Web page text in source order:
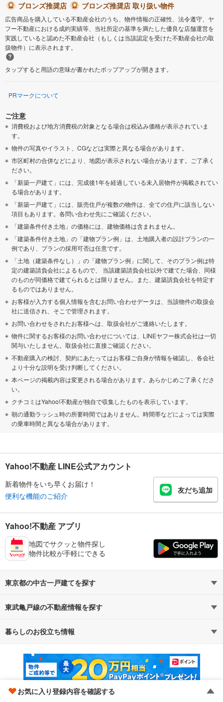
ブロンズ推奨店
ブロンズ推奨店 取り扱い物件
広告商品を購入している不動産会社のうち、物件情報の正確性、法令遵守、ヤ
フー不動産における成約実績等、当社所定の基準を満たした優良な店舗運営を
実践していると認めた不動産会社（もしくは当該認定を受けた不動産会社の取
扱物件）に表示されます。
タップすると用語の意味が書かれたポップアップが開きます。
PRマークについて
ご注意
消費税および地方消費税の対象となる場合は税込み価格が表示されていま
す。
物件の写真やイラスト、CGなどは実際と異なる場合があります。
市区町村の合併などにより、地図が表示されない場合があります。ご了承く
ださい。
「新築一戸建て」には、完成後1年を経過している未入居物件が掲載されてい
る場合があります。
「新築一戸建て」には、販売住戸が複数の物件は、全ての住戸に該当しない
項目もあります。各問い合わせ先にご確認ください。
「建築条件付き土地」の価格には、建物価格は含まれません。
「建築条件付き土地」の「建物プラン例」は、土地購入者の設計プランの一
例であり、プランの採用可否は任意です。
「土地（建築条件なし）」の「建物プラン例」に関して、そのプラン例は特
定の建築請負会社によるもので、 当該建築請負会社以外で建てた場合、同様
のものが同価格で建てられるとは限りません。また、建築請負会社を特定す
るものではありません。
お客様が入力する個人情報を含むお問い合わせデータは、当該物件の取扱会
社に送信され、そこで管理されます。
お問い合わせをされたお客様へは、取扱会社がご連絡いたします。
物件に関するお客様のお問い合わせについては、LINEヤフー株式会社は一切
関与いたしません。取扱会社に直接ご確認ください。
不動産購入の検討、契約にあたってはお客様ご自身が情報を確認し、各会社
より十分な説明を受け判断してください。
本ページの掲載内容は変更される場合があります。あらかじめご了承くださ
い。
クチコミはYahoo!不動産が独自で収集したものを表示しています。
朝の通勤ラッシュ時の所要時間ではありません。時間帯などによっては実際
の乗車時間と異なる場合があります。
お気に入り登録内容を確認する
Yahoo!不動産 LINE公式アカウント
新着物件をいち早くお届け！
便利な機能のご紹介
友だち追加
Yahoo!不動産 アプリ
地図でサクッと物件探し
物件比較が手軽にできる
東京都の中古一戸建てを探す
路線・駅から探す
通勤・通学時間から探す
東武亀戸線の不動産情報を探す
不動産・住宅
新築マンション 中古マンション
暮らしのお役立ち情報
マンションカタログ 教えて！住まいの先生